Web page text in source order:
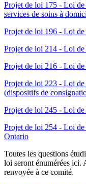
Projet de loi 175 - Loi
services de soins à
Projet de loi 196 - Loi de
Projet de loi 214 - Loi
Projet de loi 216 - Loi de
Projet de loi 223 - Loi
(dispositifs de
Projet de loi 245 - Loi de
Projet de loi 254 - Loi de
Ontario
Toutes les questions
loi seront énumérées ici.
renvoyée à ce comité.